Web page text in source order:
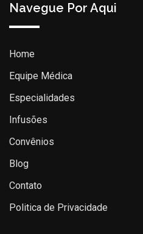
Navegue Por Aqui
Home
Equipe Médica
Especialidades
Infusões
Convênios
Blog
Contato
Politica de Privacidade